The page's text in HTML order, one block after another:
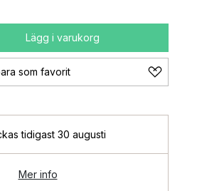
Lägg i varukorg
som favorit
tidigast 30 augusti
Mer info